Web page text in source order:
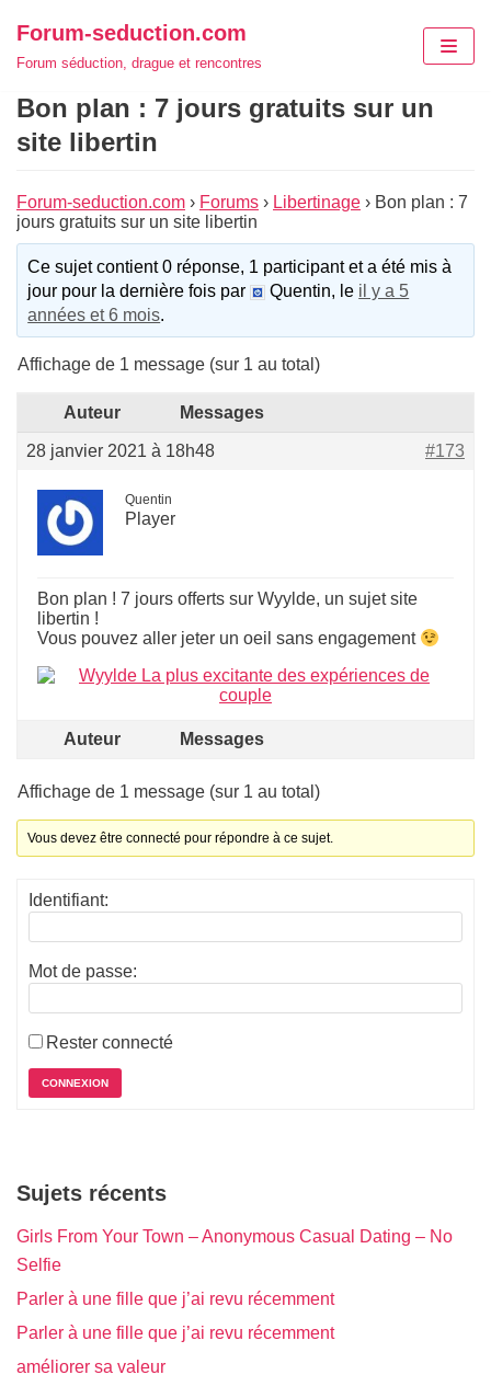
Aller
au
Forum-seduction.com
Forum séduction, drague et rencontres
Bon plan : 7 jours gratuits sur un
site libertin
Forum-seduction.com › Forums › Libertinage › Bon plan : 7
jours gratuits sur un site libertin
Ce sujet contient 0 réponse, 1 participant et a été mis à
jour pour la dernière fois par
Quentin, le il y a 5
années et 6 mois.
Affichage de 1 message (sur 1 au total)
Auteur Messages
28 janvier 2021 à 18h48 #173
Quentin
Player
Bon plan ! 7 jours offerts sur Wyylde, un sujet site
libertin !
Vous pouvez aller jeter un oeil sans engagement
Auteur Messages
Affichage de 1 message (sur 1 au total)
Vous devez être connecté pour répondre à ce sujet.
Identifiant:
Mot de passe:
Rester connecté
CONNEXION
Sujets récents
Girls From Your Town – Anonymous Casual Dating – No
Selfie
Parler à une fille que j’ai revu récemment
Parler à une fille que j’ai revu récemment
améliorer sa valeur